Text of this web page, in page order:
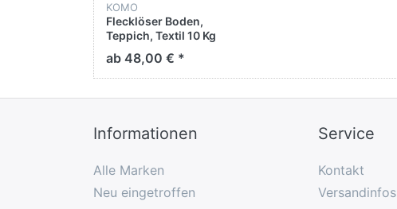
KOMO
Flecklöser Boden,
Teppich, Textil 10 Kg
ab 48,00 € *
Informationen
Alle Marken
Neu eingetroffen
Service
Kontakt
Versandinfos